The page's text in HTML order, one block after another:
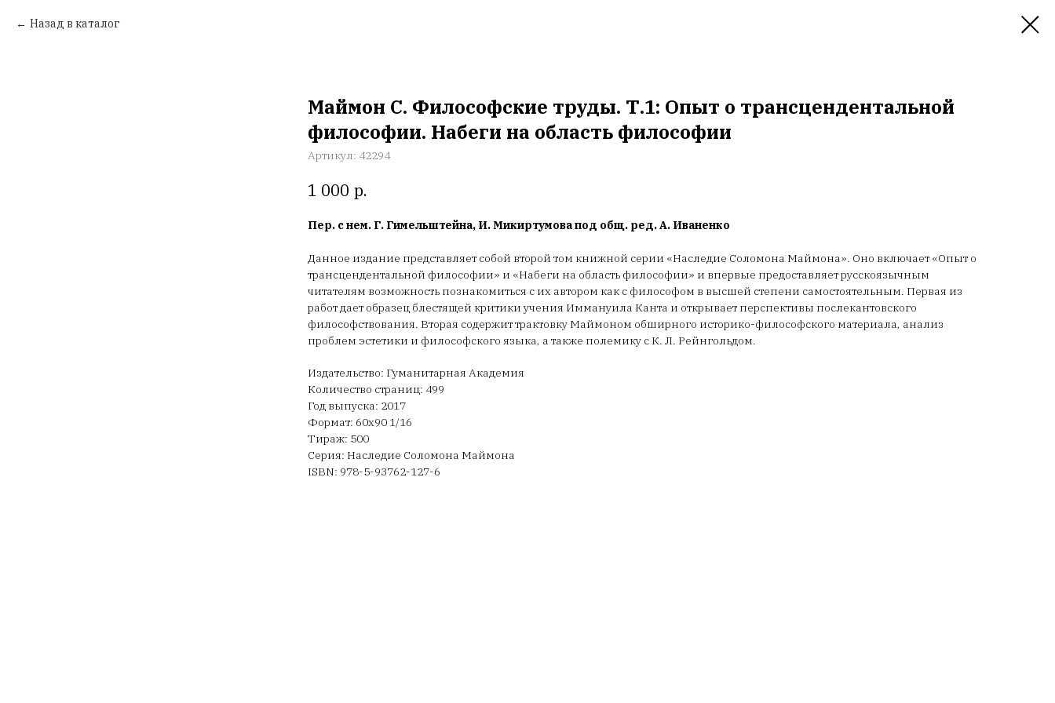
Назад в каталог
Маймон С. Философские труды. Т.1: Опыт о трансцендентальной
философии. Набеги на область философии
Артикул: 42294
1 000 р.
Пер. с нем. Г. Гимельштейна, И. Микиртумова под общ. ред. А. Иваненко
Данное издание представляет собой второй том книжной серии «Наследие Соломона Маймона». Оно включает «Опыт о
трансцендентальной философии» и «Набеги на область философии» и впервые предоставляет русскоязычным
читателям возможность познакомиться с их автором как с философом в высшей степени самостоятельным. Первая из
работ дает образец блестящей критики учения Иммануила Канта и открывает перспективы послекантовского
философствования. Вторая содержит трактовку Маймоном обширного историко-философского материала, анализ
проблем эстетики и философского языка, а также полемику с К. Л. Рейнгольдом.
Издательство: Гуманитарная Академия
Количество страниц: 499
Год выпуска: 2017
Формат: 60х90 1/16
Тираж: 500
Серия: Наследие Соломона Маймона
ISBN: 978-5-93762-127-6